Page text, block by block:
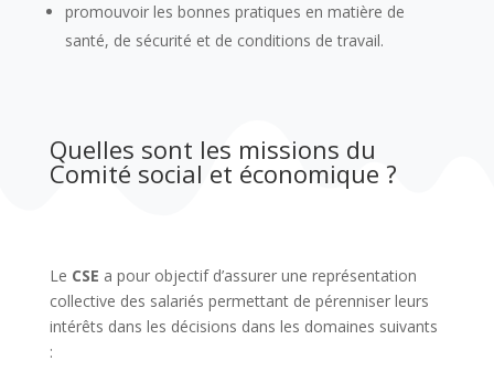
promouvoir les bonnes pratiques en matière de
santé, de sécurité et de conditions de travail.
Quelles sont les missions du
Comité social et économique ?
Le CSE a pour objectif d’assurer une représentation
collective des salariés permettant de pérenniser leurs
intérêts dans les décisions dans les domaines suivants
: